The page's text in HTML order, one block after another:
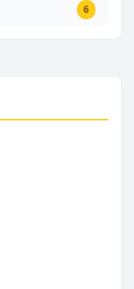
6